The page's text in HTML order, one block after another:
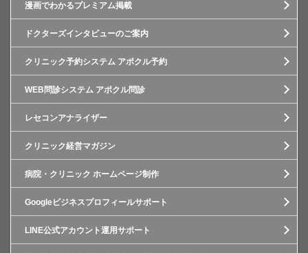
漫画でわかるプレミアム掲載
ドクターズインタビューのご案内
クリニック予約システム アポクル予約
WEB問診システム アポクル問診
レセコンアナライザー
クリニック経営マガジン
病院・クリニック ホームページ制作
Googleビジネスプロフィールサポート
LINE公式アカウント運用サポート